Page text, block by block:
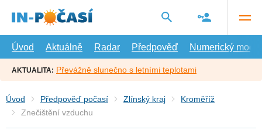
hlavní
Úvod
Aktuálně Radar Předpověď Numerický model
AKTUALITA: Převážně slunečno s letními teplotami
Úvod Předpověď počasí Zlínský kraj
Kroměříž
Znečištění vzduchu